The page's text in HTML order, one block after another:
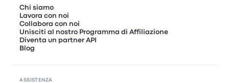
Chi siamo
Lavora con noi
Collabora con noi
Unisciti al nostro Programma di Affiliazione
Diventa un partner API
Blog
ASSISTENZA